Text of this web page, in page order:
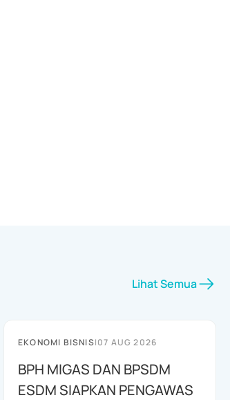
Lihat Semua
EKONOMI BISNIS|07 AUG 2026
BPH MIGAS DAN BPSDM
ESDM SIAPKAN PENGAWAS